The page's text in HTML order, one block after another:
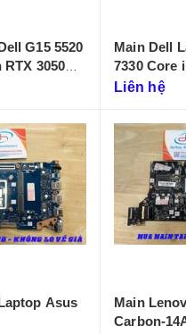
G15 5520
3050
Main Dell
7330 Core
Liên hệ
Asus
Main
Carbon-